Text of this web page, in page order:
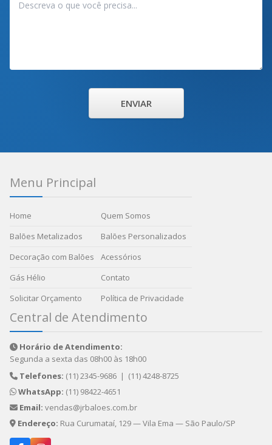
ENVIAR
Menu Principal
Home
Balões Metalizados
Decoração com Balões
Gás Hélio
Solicitar Orçamento
Quem Somos
Balões Personalizados
Acessórios
Contato
Política de Privacidade
Central de Atendimento
Horário de Atendimento:
Segunda a sexta das 08h00 às 18h00
Telefones: (11) 2345-9686 | (11) 4248-8725
WhatsApp: (11) 98422-4651
Email: vendas@jrbaloes.com.br
Endereço: Rua Curumataí, 129 — Vila Ema — São Paulo/SP